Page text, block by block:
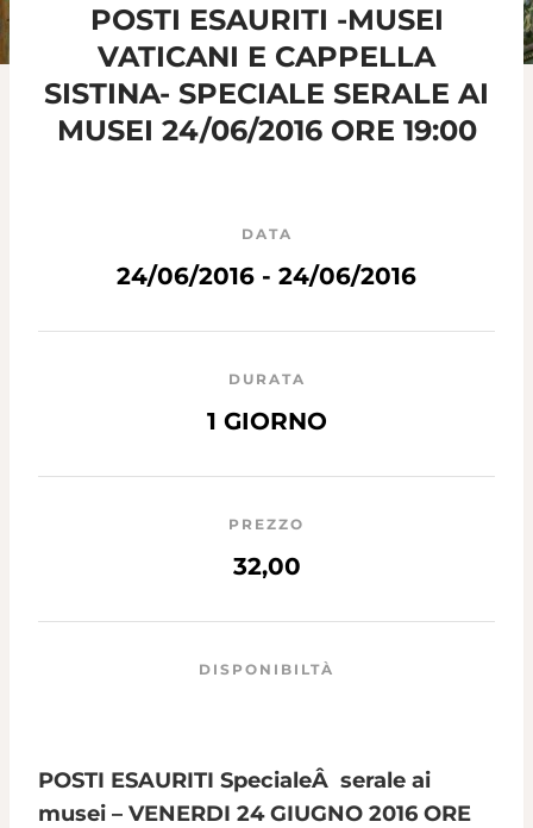
POSTI ESAURITI -MUSEI
VATICANI E CAPPELLA
SISTINA- SPECIALE SERALE AI
MUSEI 24/06/2016 ORE 19:00
DATA
24/06/2016 - 24/06/2016
DURATA
1 GIORNO
PREZZO
32,00
DISPONIBILTÀ
POSTI ESAURITI SpecialeÂ serale ai
musei – VENERDI 24 GIUGNO 2016 ORE